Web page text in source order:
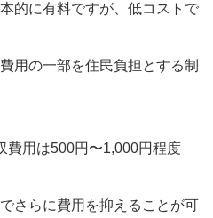
的に有料ですが、低コストで
用の一部を住民負担とする制
費用は500円〜1,000円程度
さらに費用を抑えることが可